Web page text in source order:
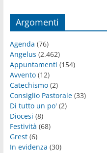
Argomenti
Agenda (76)
Angelus (2.462)
Appuntamenti (154)
Avvento(12)
Catechismo(2)
Consiglio Pastorale(33)
Di tutto un po'(2)
Diocesi (8)
Festività (68)
Grest(6)
In evidenza (30)